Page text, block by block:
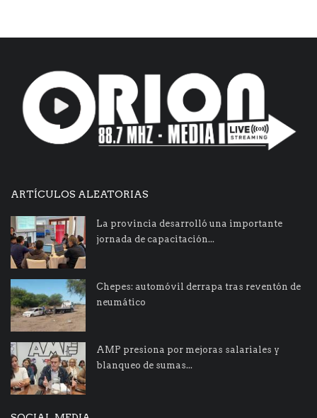
ARTÍCULOS ALEATORIAS
La provincia desarrolló una importante
jornada de capacitación...
Chepes: automóvil derrapa tras reventón de
neumático
AMP presiona por mejoras salariales y
blanqueo de sumas...